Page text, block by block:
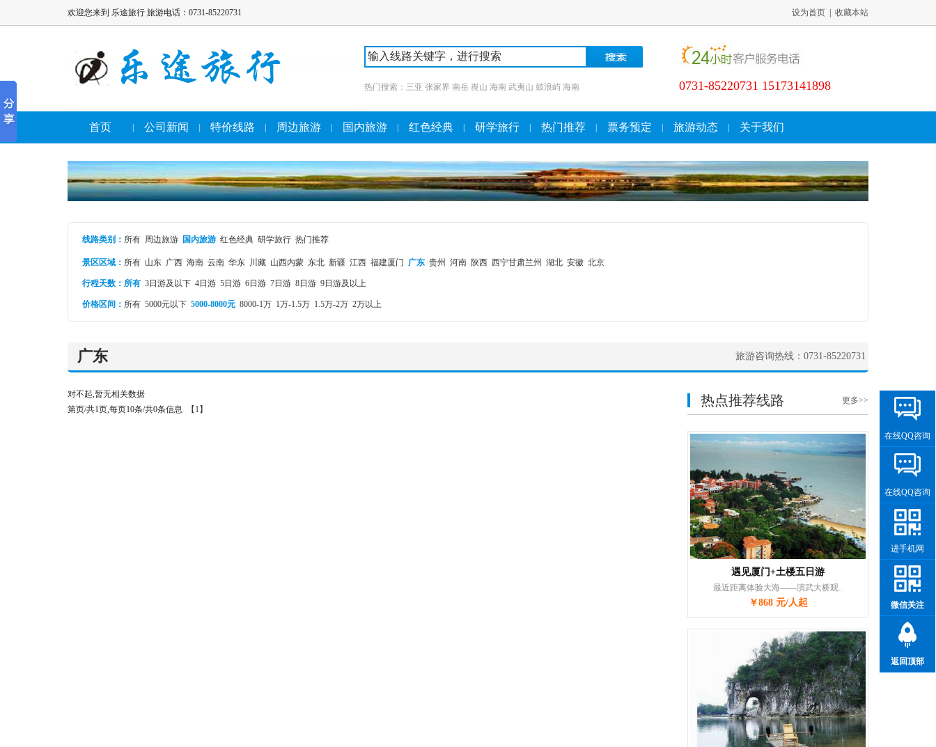
欢迎您来到 乐途旅行 旅游电话：0731-85220731 设为首页 收藏本站
热门搜索： 三亚 张家界 南岳 崀山 海南 武夷山 鼓浪屿 海南 0731-85220731 15173141898
首页 公司新闻 特价线路 周边旅游 国内旅游 红色经典 研学旅行 热门推荐 票务预定 旅游动态 关于我们
线路类别 ： 所有 周边旅游 国内旅游 红色经典 研学旅行 热门推荐
景区区域： 所有 山东 广西 海南 云南 华东 川藏 山西内蒙 东北 新疆 江西 福建厦门 广东 贵州 河南 陕西 西宁甘肃兰州 湖北 安徽 北京
行程天数： 所有 3日游及以下 4日游 5日游 6日游 7日游 8日游 9日游及以上
价格区间： 所有 5000元以下 5000-8000元 8000-1万 1万-1.5万 1.5万-2万 2万以上
广东 旅游咨询热线：0731-85220731
对不起,暂无相关数据
第页/共1页,每页10条/共0条信息
【1】
热点推荐线路 更多>>
遇见厦门+土楼五日游
最近距离体验大海——演武大桥观..
￥868 元/人起
在线QQ咨询
在线QQ咨询
进手机网
微信关注
返回顶部